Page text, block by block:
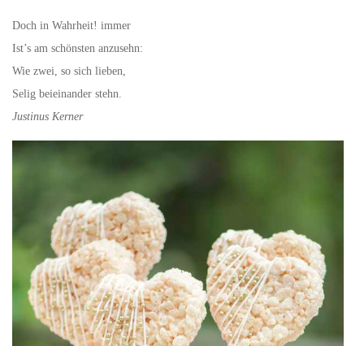
Doch in Wahrheit! immer
Ist’s am schönsten anzusehn:
Wie zwei, so sich lieben,
Selig beieinander stehn.
Justinus Kerner